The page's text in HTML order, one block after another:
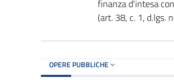
finanza d'intesa
(art. 38, c. 1, d.lgs.
OPERE PUBBLICHE